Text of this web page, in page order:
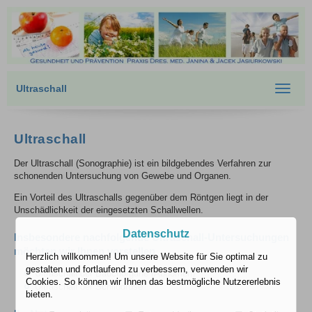
Ultraschall
Toggle
Ultraschall
Der Ultraschall (Sonographie) ist ein bildgebendes Verfahren zur
schonenden Untersuchung von Gewebe und Organen.
Ein Vorteil des Ultraschalls gegenüber dem Röntgen liegt in der
Unschädlichkeit der eingesetzten Schallwellen.
Insbesondere nachfolgende Ultraschall-Untersuchungen
möchten wir Ihnen vorstellen
Ultraschall der Bauchorgane (Abdomen)
Ultraschall der Schilddrüse
Datenschutz
Herzlich willkommen! Um unsere Website für Sie optimal zu
gestalten und fortlaufend zu verbessern, verwenden wir
Cookies. So können wir Ihnen das bestmögliche Nutzererlebnis
bieten.